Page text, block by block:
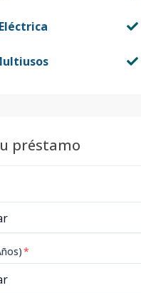
préstamo
*